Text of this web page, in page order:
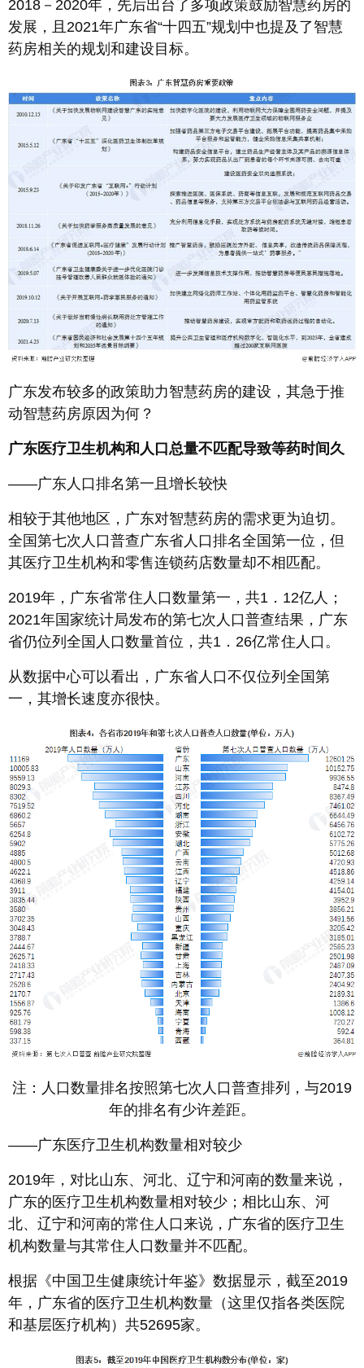
2018－2020年，先后出台了多项政策鼓励智慧药房的
发展，且2021年广东省“十四五”规划中也提及了智慧
药房相关的规划和建设目标。
广东发布较多的政策助力智慧药房的建设，其急于推
动智慧药房原因为何？
广东医疗卫生机构和人口总量不匹配导致等药时间久
——广东人口排名第一且增长较快
相较于其他地区，广东对智慧药房的需求更为迫切。
全国第七次人口普查广东省人口排名全国第一位，但
其医疗卫生机构和零售连锁药店数量却不相匹配。
2019年，广东省常住人口数量第一，共1．12亿人；
2021年国家统计局发布的第七次人口普查结果，广东
省仍位列全国人口数量首位，共1．26亿常住人口。
从数据中心可以看出，广东省人口不仅位列全国第
一，其增长速度亦很快。
注：人口数量排名按照第七次人口普查排列，与2019
年的排名有少许差距。
——广东医疗卫生机构数量相对较少
2019年，对比山东、河北、辽宁和河南的数量来说，
广东的医疗卫生机构数量相对较少；相比山东、河
北、辽宁和河南的常住人口来说，广东省的医疗卫生
机构数量与其常住人口数量并不匹配。
根据《中国卫生健康统计年鉴》数据显示，截至2019
年，广东省的医疗卫生机构数量（这里仅指各类医院
和基层医疗机构）共52695家。